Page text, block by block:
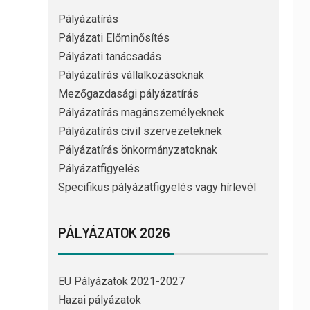
Pályázatírás
Pályázati Előminősítés
Pályázati tanácsadás
Pályázatírás vállalkozásoknak
Mezőgazdasági pályázatírás
Pályázatírás magánszemélyeknek
Pályázatírás civil szervezeteknek
Pályázatírás önkormányzatoknak
Pályázatfigyelés
Specifikus pályázatfigyelés vagy hírlevél
PÁLYÁZATOK 2026
EU Pályázatok 2021-2027
Hazai pályázatok